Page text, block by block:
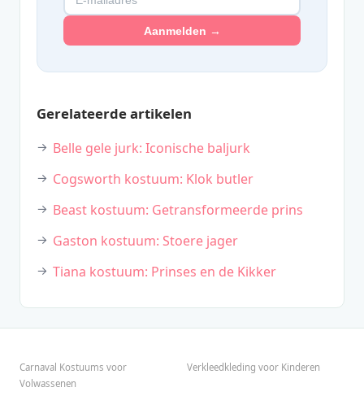
Aanmelden →
Gerelateerde artikelen
Belle gele jurk: Iconische baljurk
Cogsworth kostuum: Klok butler
Beast kostuum: Getransformeerde prins
Gaston kostuum: Stoere jager
Tiana kostuum: Prinses en de Kikker
Carnaval Kostuums voor
Volwassenen
Verkleedkleding voor Kinderen